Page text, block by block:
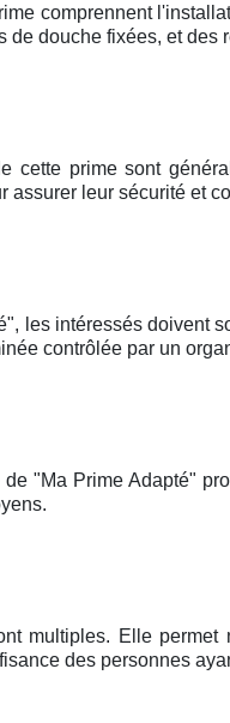
comprennent
de douche fixées, et
cette prime sont
assurer leur sécurité et
les intéressés doivent
contrôlée par un
"Ma Prime Adapté"
multiples. Elle
des personnes